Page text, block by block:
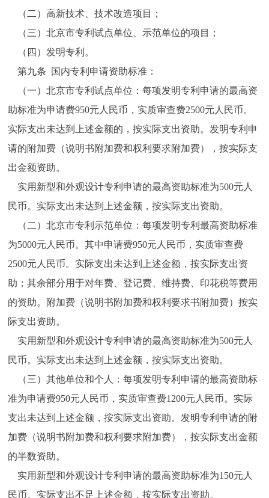
（二）高新技术、技术改造项目；
（三）北京市专利试点单位、示范单位的项目；
（四）发明专利。
第九条 国内专利申请资助标准：
（一）北京市专利试点单位：每项发明专利申请的最高资
助标准为申请费950元人民币，实质审查费2500元人民币。
实际支出未达到上述金额的，按实际支出资助。发明专利申
请的附加费（说明书附加费和权利要求附加费），按实际支
出金额资助。
实用新型和外观设计专利申请的最高资助标准为500元人
民币。实际支出未达到上述金额，按实际支出资助。
（二）北京市专利示范单位：每项发明专利最高资助标准
为5000元人民币。其中申请费950元人民币，实质审查费
2500元人民币。实际支出未达到上述金额，按实际支出资
助；其余部分用于对年费、登记费、维持费、印花税等费用
的资助。附加费（说明书附加费和权利要求书附加费）按实
际支出资助。
实用新型和外观设计专利申请的最高资助标准为500元人
民币。实际支出未达到上述金额，按实际支出资助。
（三）其他单位和个人：每项发明专利申请的最高资助标
准为申请费950元人民币，实质审查费1200元人民币。实际
支出未达到上述金额，按实际支出资助。发明专利申请的附
加费（说明书附加费和权利要求附加费），按实际支出金额
的半数资助。
实用新型和外观设计专利申请的最高资助标准为150元人
民币。实际支出不足上述金额，按实际支出资助。